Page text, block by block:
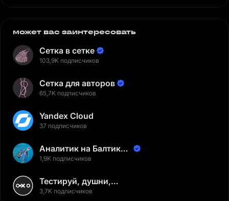
может вас заинтересовать
Сетка в сетке
103,9K подписчиков
Сетка для авторов
65,7K подписчиков
Yandex Cloud
37 подписчиков
Аналитик на Балтике |
Неверов Станислав
1,9K подписчиков
Тестируй, душни,
наслаждайся
3,7K подписчиков